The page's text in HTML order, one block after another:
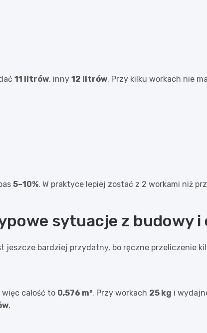
11 litrów, inny 12 litrów. Przy kilku workach nie
5–10%. W praktyce lepiej zostać z 2 workami niż
sytuacje z budowy i
bardziej przydatny, bo ręczne przeliczenie
więc całość to 0,576 m³. Przy workach 25 kg i
.